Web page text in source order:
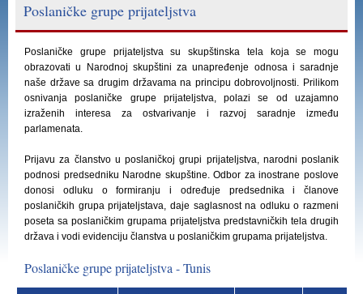
Poslaničke grupe prijateljstva
Poslaničke grupe prijateljstva su skupštinska tela koja se mogu
obrazovati u Narodnoj skupštini za unapređenje odnosa i saradnje
naše države sa drugim državama na principu dobrovoljnosti. Prilikom
osnivanja poslaničke grupe prijateljstva, polazi se od uzajamno
izraženih interesa za ostvarivanje i razvoj saradnje između
parlamenata.
Prijavu za članstvo u poslaničkoj grupi prijateljstva, narodni poslanik
podnosi predsedniku Narodne skupštine. Odbor za inostrane poslove
donosi odluku o formiranju i određuje predsednika i članove
poslaničkih grupa prijateljstava, daje saglasnost na odluku o razmeni
poseta sa poslaničkim grupama prijateljstva predstavničkih tela drugih
država i vodi evidenciju članstva u poslaničkim grupama prijateljstva.
Poslaničke grupe prijateljstva - Tunis